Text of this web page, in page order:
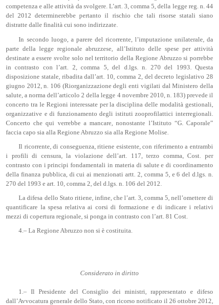
competenza e alle attività da svolgere. L’art. 3, comma 5, della legge reg. n. 44
del 2012 determinerebbe pertanto il rischio che tali risorse statali siano
distratte dalle finalità cui sono indirizzate.
In secondo luogo, a parere del ricorrente, l’imputazione unilaterale, da
parte della legge regionale abruzzese, all’Istituto delle spese per attività
destinate a essere svolte solo nel territorio della Regione Abruzzo si porrebbe
in contrasto con l’art. 2, comma 5, del d.lgs. n. 270 del 1993. Questa
disposizione statale, ribadita dall’art. 10, comma 2, del decreto legislativo 28
giugno 2012, n. 106 (Riorganizzazione degli enti vigilati dal Ministero della
salute, a norma dell’articolo 2 della legge 4 novembre 2010, n. 183) prevede il
concerto tra le Regioni interessate per la disciplina delle modalità gestionali,
organizzative e di funzionamento degli istituti zooprofilattici interregionali.
Concerto che qui verrebbe a mancare, nonostante l’Istituto “G. Caporale”
faccia capo sia alla Regione Abruzzo sia alla Regione Molise.
Il ricorrente, di conseguenza, ritiene esistente, con riferimento a entrambi
i profili di censura, la violazione dell’art. 117, terzo comma, Cost. per
contrasto con i principi fondamentali in materia di salute e di coordinamento
della finanza pubblica, di cui ai menzionati artt. 2, comma 5, e 6 del d.lgs. n.
270 del 1993 e art. 10, comma 2, del d.lgs. n. 106 del 2012.
La difesa dello Stato ritiene, infine, che l’art. 3, comma 5, nell’omettere di
quantificare la spesa relativa ai corsi di formazione e di indicare i relativi
mezzi di copertura regionale, si ponga in contrasto con l’art. 81 Cost.
4.– La Regione Abruzzo non si è costituita.
Considerato in diritto
1.– Il Presidente del Consiglio dei ministri, rappresentato e difeso
dall’Avvocatura generale dello Stato, con ricorso notificato il 26 ottobre 2012,